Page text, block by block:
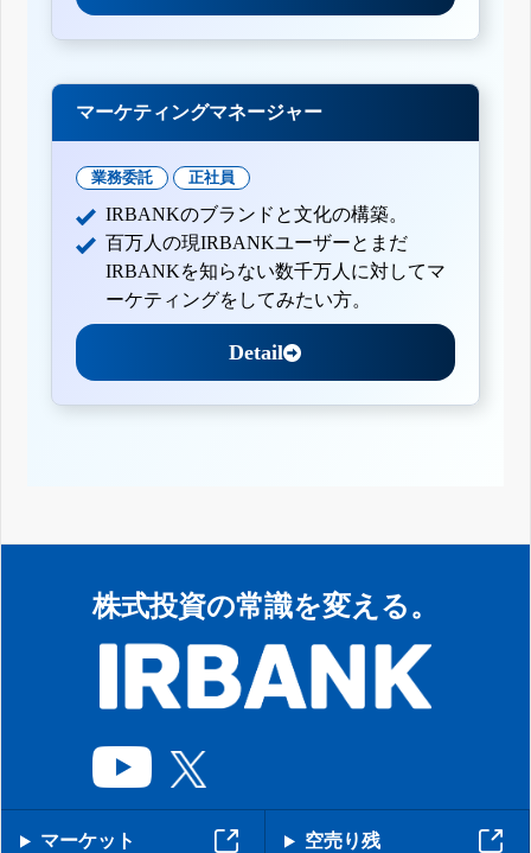
マーケティングマネージャー
業務委託 正社員
IRBANKのブランドと文化の構築。
百万人の現IRBANKユーザーとまだ
IRBANKを知らない数千万人に対してマ
ーケティングをしてみたい方。
Detail
株式投資の常識を変える。
マーケット 空売り残